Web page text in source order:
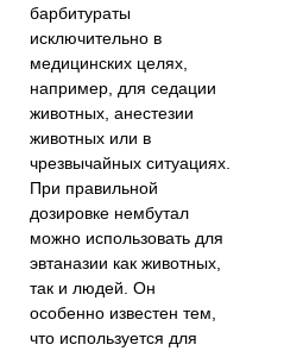
барбитураты
исключительно в
медицинских целях,
например, для седации
животных, анестезии
животных или в
чрезвычайных ситуациях.
При правильной
дозировке нембутал
можно использовать для
эвтаназии как животных,
так и людей. Он
особенно известен тем,
что используется для